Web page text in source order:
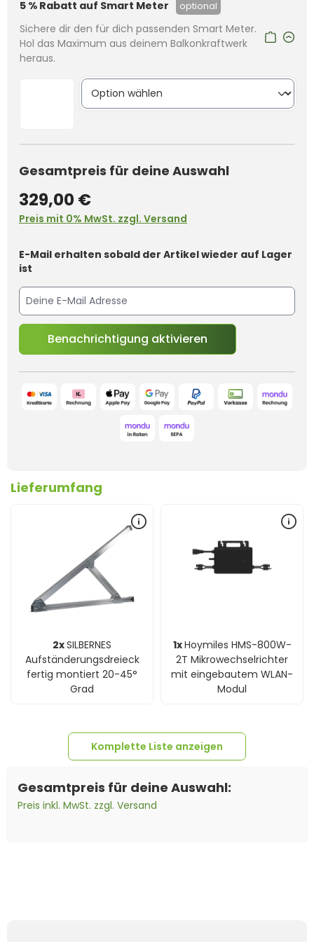
5 % Rabatt auf Smart Meter optional
Sichere dir den für dich passenden Smart Meter.
Hol das Maximum aus deinem Balkonkraftwerk
heraus.
Gesamtpreis für deine Auswahl
329,00 €
Preis mit 0% MwSt. zzgl. Versand
E-Mail erhalten sobald der Artikel wieder auf Lager
ist
Benachrichtigung aktivieren
Lieferumfang
2xSILBERNES
Aufständerungsdreieck
fertig montiert 20-45°
Grad
1xHoymiles HMS-800W-
2T Mikrowechselrichter
mit eingebautem WLAN-
Modul
Komplette Liste anzeigen
Gesamtpreis für deine Auswahl:
Preis inkl. MwSt. zzgl. Versand